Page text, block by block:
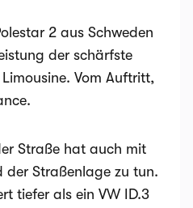
2 aus Schweden
der schärfste
Vom Auftritt,
Straße hat auch mit
der Straßenlage zu tun.
tiefer als ein VW ID.3